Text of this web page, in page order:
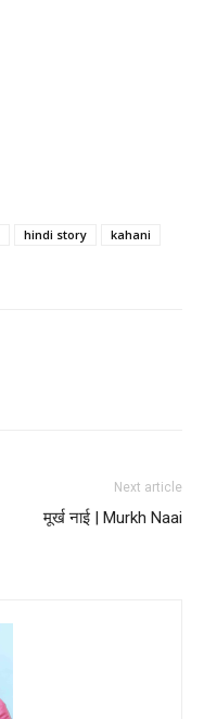
hindi story
kahani
Next article
मूर्ख नाई | Murkh Naai